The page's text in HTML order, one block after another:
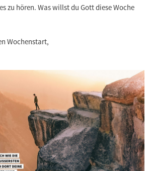
zu hören. Was willst du Gott diese Woche
Wochenstart,